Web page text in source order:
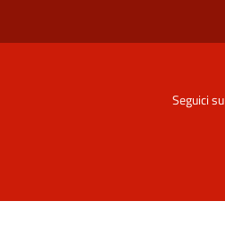
Seguici su